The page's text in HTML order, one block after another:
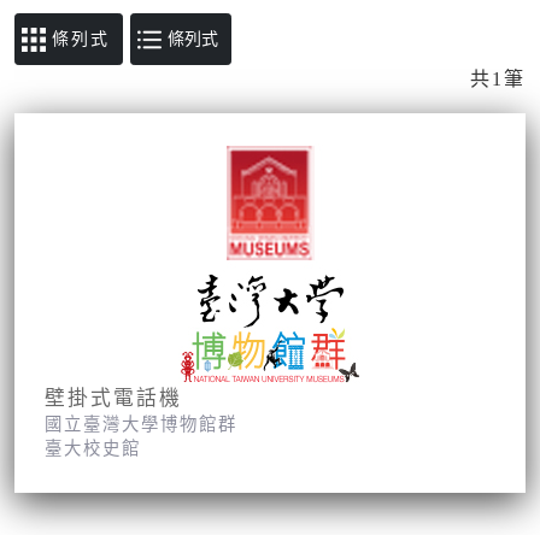
條列式
共1筆
壁掛式電話機
國立臺灣大學博物館群
臺大校史館